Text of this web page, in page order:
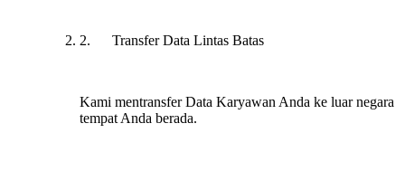
2. Transfer Data Lintas Batas
Kami mentransfer Data Karyawan Anda ke luar negara
tempat Anda berada.